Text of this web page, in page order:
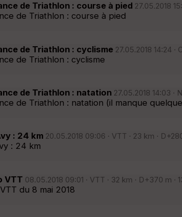
de Triathlon : course à pied 27.05.2018
de Triathlon : course à pied
de Triathlon : cyclisme 27.05.2018 14:24
de Triathlon : cyclisme
de Triathlon : natation 27.05.2018 14:03 ·
de Triathlon : natation (il manque
: 24 km 20.05.2018 09:06 · VTT · 23 km ·
: 24 km
VTT 08.05.2018 09:01 · VTT · 32 km · D+370 m ·
du 8 mai 2018